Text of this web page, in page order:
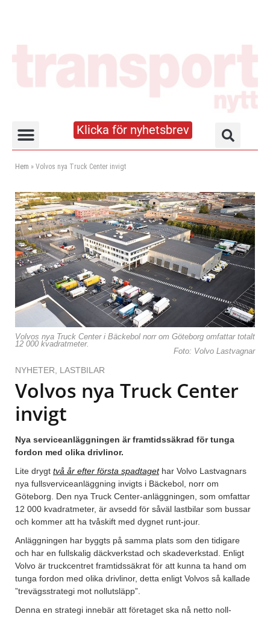
Klicka för nyhetsbrev
Hem » Volvos nya Truck Center invigt
Volvos nya Truck Center i Bäckebol norr om Göteborg omfattar totalt
12 000 kvadratmeter.
Foto: Volvo Lastvagnar
NYHETER LASTBILAR
Volvos nya Truck Center
invigt
Nya serviceanläggningen är framtidssäkrad för tunga
fordon med olika drivlinor.
Lite drygt två år efter första spadtagethar Volvo Lastvagnars
nya fullsverviceanläggning invigts i Bäckebol, norr om
Göteborg. Den nya Truck Center-anläggningen, som omfattar
12 000 kvadratmeter, är avsedd för såväl lastbilar som bussar
och kommer att ha tvåskift med dygnet runt-jour.
Anläggningen har byggts på samma plats som den tidigare
och har en fullskalig däckverkstad och skadeverkstad. Enligt
Volvo är truckcentret framtidssäkrat för att kunna ta hand om
tunga fordon med olika drivlinor, detta enligt Volvos så kallade
”trevägsstrategi mot nollutsläpp”.
Denna en strategi innebär att företaget ska nå netto noll-